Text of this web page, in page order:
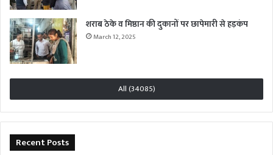
शराब ठेके व मिष्ठान की दुकानों पर छापेमारी से हड़कंप
March 12, 2025
All (34085)
Recent Posts